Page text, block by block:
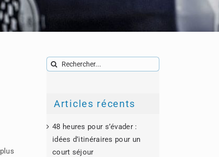
Rechercher:
Articles récents
48 heures pour s’évader :
idées d’itinéraires pour un
court séjour